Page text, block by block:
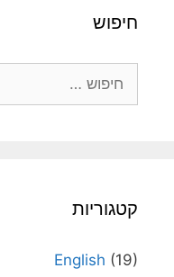
חיפוש
קטגוריות
English (19)